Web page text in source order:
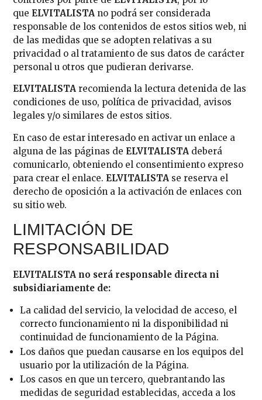
que ELVITALISTA no podrá ser considerada
responsable de los contenidos de estos sitios web, ni
de las medidas que se adopten relativas a su
privacidad o al tratamiento de sus datos de carácter
personal u otros que pudieran derivarse.
ELVITALISTA recomienda la lectura detenida de las
condiciones de uso, política de privacidad, avisos
legales y/o similares de estos sitios.
En caso de estar interesado en activar un enlace a
alguna de las páginas de ELVITALISTA deberá
comunicarlo, obteniendo el consentimiento expreso
para crear el enlace. ELVITALISTA se reserva el
derecho de oposición a la activación de enlaces con
su sitio web.
LIMITACIÓN DE
RESPONSABILIDAD
ELVITALISTA no será responsable directa ni
subsidiariamente de:
La calidad del servicio, la velocidad de acceso, el
correcto funcionamiento ni la disponibilidad ni
continuidad de funcionamiento de la Página.
Los daños que puedan causarse en los equipos del
usuario por la utilización de la Página.
Los casos en que un tercero, quebrantando las
medidas de seguridad establecidas, acceda a los